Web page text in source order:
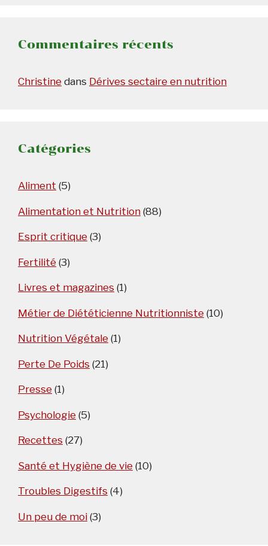
Commentaires récents
Christine dans Dérives sectaire en nutrition
Catégories
Aliment (5)
Alimentation et Nutrition (88)
Esprit critique (3)
Fertilité (3)
Livres et magazines (1)
Métier de Diététicienne Nutritionniste (10)
Nutrition Végétale (1)
Perte De Poids (21)
Presse (1)
Psychologie (5)
Recettes (27)
Santé et Hygiène de vie (10)
Troubles Digestifs (4)
Un peu de moi (3)